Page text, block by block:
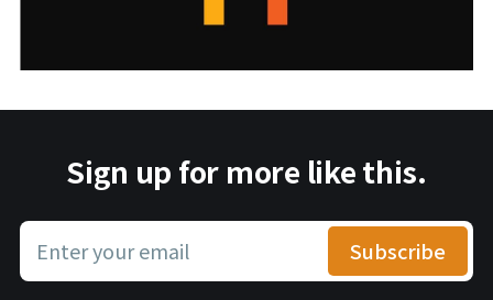
Sign up for more like this.
Enter your email Subscribe